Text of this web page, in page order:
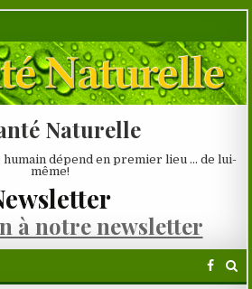
Naturelle
humain dépend en premier lieu … de lui-
même!
à notre newsletter